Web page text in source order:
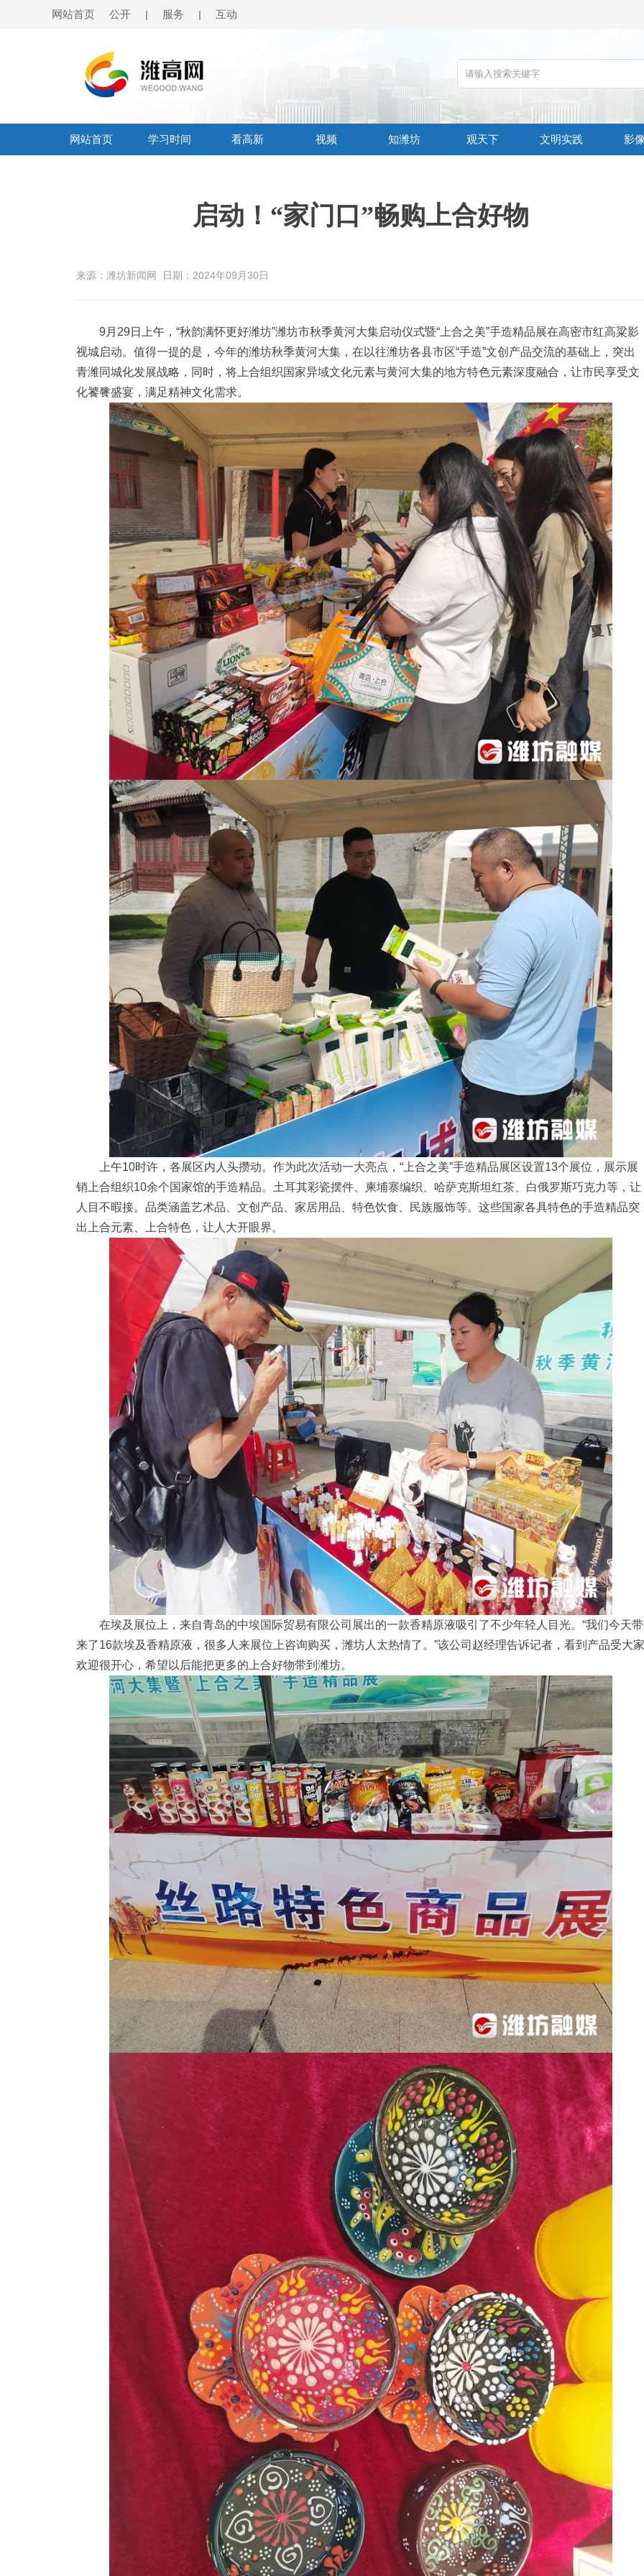
网站首页 公开 | 服务 | 互动
网站首页 学习时间 看高新 视频 知潍坊 观天下 文明实践 影
启动！“家门口”畅购上合好物
来源：潍坊新闻网 日期：2024年09月30日
9月29日上午，“秋韵满怀更好潍坊”潍坊市秋季黄河大集启动仪式暨“上合之美”手造精品展在高密市红高粱影
视城启动。值得一提的是，今年的潍坊秋季黄河大集，在以往潍坊各县市区“手造”文创产品交流的基础上，突出
青潍同城化发展战略，同时，将上合组织国家异域文化元素与黄河大集的地方特色元素深度融合，让市民享受文
化饕餮盛宴，满足精神文化需求。
上午10时许，各展区内人头攒动。作为此次活动一大亮点，“上合之美”手造精品展区设置13个展位，展示展
销上合组织10余个国家馆的手造精品。土耳其彩瓷摆件、柬埔寨编织、哈萨克斯坦红茶、白俄罗斯巧克力等，让
人目不暇接。品类涵盖艺术品、文创产品、家居用品、特色饮食、民族服饰等。这些国家各具特色的手造精品突
出上合元素、上合特色，让人大开眼界。
在埃及展位上，来自青岛的中埃国际贸易有限公司展出的一款香精原液吸引了不少年轻人目光。“我们今天带
来了16款埃及香精原液，很多人来展位上咨询购买，潍坊人太热情了。”该公司赵经理告诉记者，看到产品受大家
欢迎很开心，希望以后能把更多的上合好物带到潍坊。